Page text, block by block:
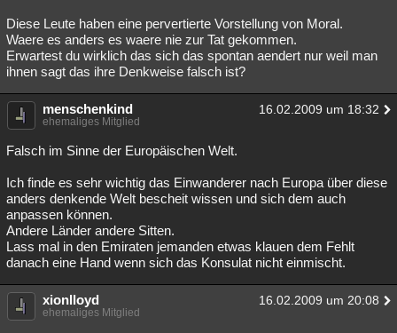
Diese Leute haben eine pervertierte Vorstellung von Moral.
Waere es anders es waere nie zur Tat gekommen.
Erwartest du wirklich das sich das spontan aendert nur weil man
ihnen sagt das ihre Denkweise falsch ist?
menschenkind 16.02.2009 um 18:32
ehemaliges Mitglied
Falsch im Sinne der Europäischen Welt.
Ich finde es sehr wichtig das Einwanderer nach Europa über diese
anders denkende Welt bescheit wissen und sich dem auch
anpassen können.
Andere Länder andere Sitten.
Lass mal in den Emiraten jemanden etwas klauen dem Fehlt
danach eine Hand wenn sich das Konsulat nicht einmischt.
xionlloyd 16.02.2009 um 20:08
ehemaliges Mitglied